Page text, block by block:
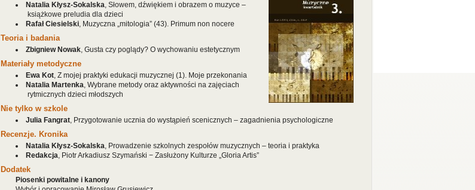
Natalia Kłysz-Sokalska, Słowem, dźwiękiem i obrazem o muzyce –
książkowe preludia dla dzieci
Rafał Ciesielski, Muzyczna „mitologia” (43). Primum non nocere
Teoria i badania
Zbigniew Nowak, Gusta czy poglądy? O wychowaniu estetycznym
Materiały metodyczne
Ewa Kot, Z mojej praktyki edukacji muzycznej (1). Moje przekonania
Natalia Martenka, Wybrane metody oraz aktywności na zajęciach
rytmicznych dzieci młodszych
Nie tylko w szkole
Julia Fangrat, Przygotowanie ucznia do wystąpień scenicznych – zagadnienia psychologiczne
Recenzje. Kronika
Natalia Kłysz-Sokalska, Prowadzenie szkolnych zespołów muzycznych – teoria i praktyka
Redakcja, Piotr Arkadiusz Szymański − Zasłużony Kulturze „Gloria Artis”
Dodatek
Piosenki powitalne i kanony